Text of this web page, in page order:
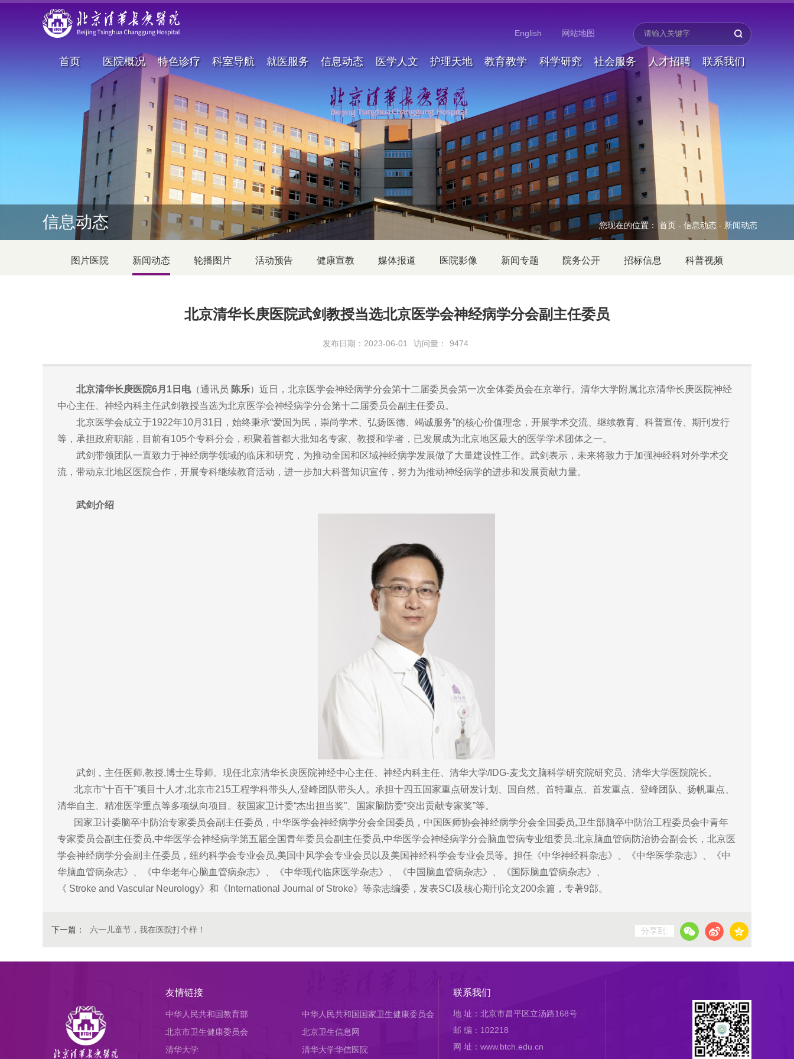
English 网站地图
首页 医院概况 特色诊疗 科室导航 就医服务 信息动态 医学人文 护理天地 教育教学 科学研究 社会服务 人才招聘 联系我们
信息动态 您现在的位置：首页 - 信息动态 - 新闻动态
图片医院 新闻动态 轮播图片 活动预告 健康宣教 媒体报道 医院影像 新闻专题 院务公开 招标信息 科普视频
北京清华长庚医院武剑教授当选北京医学会神经病学分会副主任委员
发布日期：2023-06-01 访问量： 9474
北京清华长庚医院6月1日电（通讯员 陈乐）近日，北京医学会神经病学分会第十二届委员会第一次全体委员会在京举行。清华大学附属北京清华长庚医院神经
中心主任、神经内科主任武剑教授当选为北京医学会神经病学分会第十二届委员会副主任委员。
北京医学会成立于1922年10月31日，始终秉承“爱国为民，崇尚学术、弘扬医德、竭诚服务”的核心价值理念，开展学术交流、继续教育、科普宣传、期刊发行
等，承担政府职能，目前有105个专科分会，积聚着首都大批知名专家、教授和学者，已发展成为北京地区最大的医学学术团体之一。
武剑带领团队一直致力于神经病学领域的临床和研究，为推动全国和区域神经病学发展做了大量建设性工作。武剑表示，未来将致力于加强神经科对外学术交
流，带动京北地区医院合作，开展专科继续教育活动，进一步加大科普知识宣传，努力为推动神经病学的进步和发展贡献力量。
武剑介绍
武剑，主任医师,教授,博士生导师。现任北京清华长庚医院神经中心主任、神经内科主任、清华大学/IDG-麦戈文脑科学研究院研究员、清华大学医院院长。
北京市“十百干"项目十人才,北京市215工程学科带头人,登峰团队带头人。承担十四五国家重点研发计划、国自然、首特重点、首发重点、登峰团队、扬帆重点、
清华自主、精准医学重点等多项纵向项目。获国家卫计委“杰出担当奖”、国家脑防委“突出贡献专家奖”等。
国家卫计委脑卒中防治专家委员会副主任委员，中华医学会神经病学分会全国委员，中国医师协会神经病学分会全国委员,卫生部脑卒中防治工程委员会中青年
专家委员会副主任委员,中华医学会神经病学第五届全国青年委员会副主任委员,中华医学会神经病学分会脑血管病专业组委员,北京脑血管病防治协会副会长，北京医
学会神经病学分会副主任委员，纽约科学会专业会员,美国中风学会专业会员以及美国神经科学会专业会员等。担任《中华神经科杂志》、《中华医学杂志》、《中
华脑血管病杂志》、《中华老年心脑血管病杂志》、《中华现代临床医学杂志》、《中国脑血管病杂志》、《国际脑血管病杂志》、
《 Stroke and Vascular Neurology》和《International Journal of Stroke》等杂志编委，发表SCI及核心期刊论文200余篇，专著9部。
下一篇： 六一儿童节，我在医院打个样！ 分享到:
友情链接
中华人民共和国教育部
中华人民共和国国家卫生健康委员会
北京市卫生健康委员会
北京卫生信息网
清华大学
清华大学华信医院
联系我们
地 址：北京市昌平区立汤路168号
邮 编：102218
网 址：www.btch.edu.cn